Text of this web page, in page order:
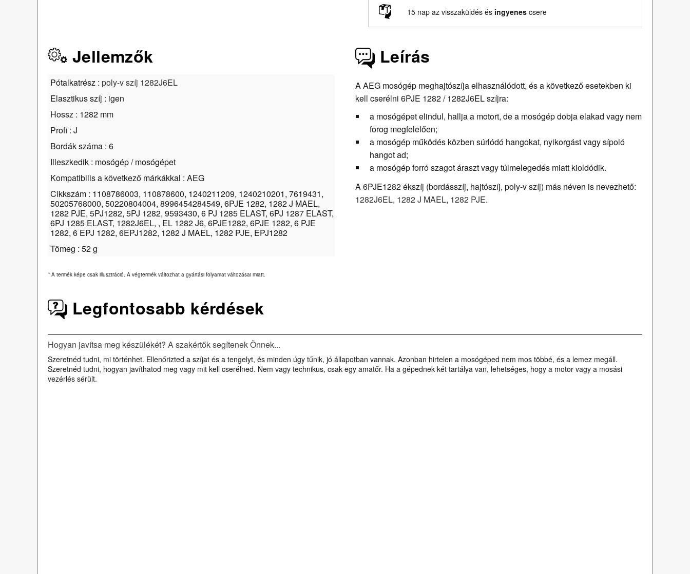
15 nap az visszaküldés és ingyenes csere
Jellemzők
Pótalkatrész : poly-v szíj 1282J6EL
Elasztikus szíj : igen
Hossz : 1282 mm
Profi : J
Bordák száma : 6
Illeszkedik : mosógép / mosógépet
Kompatibilis a következő márkákkal : AEG
Cikkszám : 1108786003, 110878600, 1240211209, 1240210201, 7619431,
50205768000, 50220804004, 8996454284549, 6PJE 1282, 1282 J MAEL,
1282 PJE, 5PJ1282, 5PJ 1282, 9593430, 6 PJ 1285 ELAST, 6PJ 1287 ELAST,
6PJ 1285 ELAST, 1282J6EL, , EL 1282 J6, 6PJE1282, 6PJE 1282, 6 PJE
1282, 6 EPJ 1282, 6EPJ1282, 1282 J MAEL, 1282 PJE, EPJ1282
Tömeg : 52 g
* A termék képe csak illusztráció. A végtermék változhat a gyártási folyamat változásai miatt.
Leírás
A AEG mosógép meghajtószíja elhasználódott, és a következő esetekben ki
kell cserélni 6PJE 1282 / 1282J6EL szíjra:
a mosógépet elindul, hallja a motort, de a mosógép dobja elakad vagy nem
forog megfelelően;
a mosógép működés közben súrlódó hangokat, nyikorgást vagy sípoló
hangot ad;
a mosógép forró szagot áraszt vagy túlmelegedés miatt kioldódik.
A 6PJE1282 ékszíj (bordásszíj, hajtószíj, poly-v szíj) más néven is nevezhető:
1282J6EL, 1282 J MAEL, 1282 PJE.
Legfontosabb kérdések
Hogyan javítsa meg készülékét? A szakértők segítenek Önnek...
Szeretnéd tudni, mi történhet. Ellenőrizted a szíjat és a tengelyt, és minden úgy tűnik, jó állapotban vannak. Azonban hirtelen a mosógéped nem mos többé, és a lemez megáll.
Szeretnéd tudni, hogyan javíthatod meg vagy mit kell cserélned. Nem vagy technikus, csak egy amatőr. Ha a gépednek két tartálya van, lehetséges, hogy a motor vagy a mosási
vezérlés sérült.